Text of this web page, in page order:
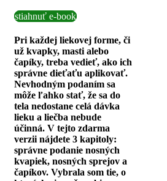
stiahnuť e-book
Pri každej liekovej forme, či
už kvapky, masti alebo
čapíky, treba vedieť, ako ich
správne dieťaťu aplikovať.
Nevhodným podaním sa
môže ľahko stať, že sa do
tela nedostane celá dávka
lieku a liečba nebude
účinná. V tejto zdarma
verzii nájdete 3 kapitoly:
správne podanie nosných
kvapiek, nosných sprejov a
čapíkov. Vybrala som tie, o